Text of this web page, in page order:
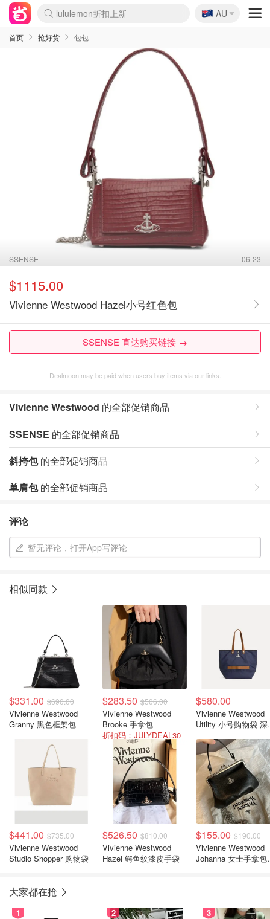
Sasa美妆护肤3.5折
SSENSE年中2.5折
FreshBeauty好价汇总
Cettire降价+叠9折
WWS Coles超市实拍
viagogo二手票捡漏
Myer超级周末
The Outnet奢牌1折起
David Jones 3折起
Flannels大牌1折
Perfumes Club护肤1折
AMIRO面罩$251
Amazon折扣汇总
eToro入金$200送$50
Amazon数码好物
ICONIC本周7.5折
ThedoubleF高奢地板价
Moose Knuckles 6折
丝芙兰5折起
EUFY摄像头$98
Selenichast首饰2折
Trip机票酒店促销
YSL送5件彩妆礼
Amazon家居好物
Amazon美妆护肤
雅漾大喷$8
过敏原检测盒$33
伊索独家赠50ml沐浴露
科颜氏高保湿面霜$29
SEALIFE海洋馆门票6折
丝塔芙大白罐$16
订阅Newsletter送香薰
Cult Beauty 6.8折
Harrods圣诞日历$525
LN-CC奢牌私促3折
d'Alba空姐喷雾$16
EVE LOM套装£56
Bernardelli独家4折
Adore Beauty 6折起
CT圣诞日历
Mytheresa奢品2.7折
Luxury Escapes 9折
Currentbody美容仪$881
MOON Garden Live
Roborock扫地机$649
Tingo Life水杯$24
Valentino官网5折
CR洗护套装$23
修丽可4件套$159
Myer彩妆2件7折
GANNI官网4.5折
Stylevana韩妆4折
Tessabit高奢8.5折
OGX洗发水$11
Amazon阿德莱德次日达
卡诗8.5折+赠礼
Philips Hue灯具8折
🇦🇺
AU
首页 抢好货 包包
SSENSE 06-23
$1115.00
Vivienne Westwood Hazel小号红色包
SSENSE 直达购买链接 →
Dealmoon may be paid when users buy items via our links.
Vivienne Westwood 的全部促销商品
SSENSE 的全部促销商品
斜挎包的全部促销商品
单肩包的全部促销商品
评论
暂无评论，打开App写评论
相似同款
$331.00 $690.00
Vivienne Westwood
Granny 黑色框架包
$283.50 $506.00
Vivienne Westwood
Brooke 手拿包
折扣码：JULYDEAL30
$580.00
Vivienne Westwood
Utility 小号购物袋 深
$441.00 $735.00
Vivienne Westwood
Studio Shopper 购物袋
$526.50 $810.00
Vivienne Westwood
Hazel 鳄鱼纹漆皮手袋
$155.00 $190.00
Vivienne Westwood
Johanna 女士手拿包
大家都在抢
1 2 3